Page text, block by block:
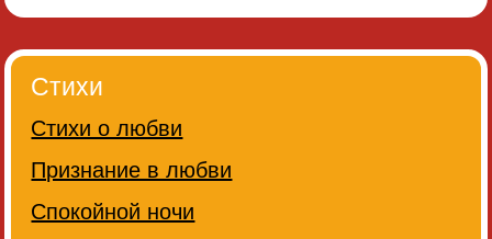
Стихи
Стихи о любви
Признание в любви
Спокойной ночи